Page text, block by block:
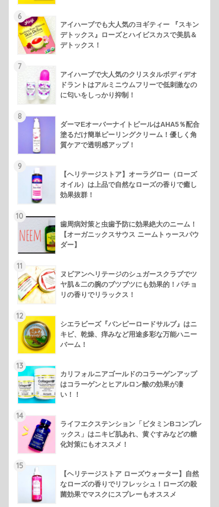
6
アイハーブでも大人気のヨギティー 『スキン
デトックス』ローズとハイビスカスで美肌＆
デトックス！
7
アイハーブで大人気のクリスタルボディデオ
ドラントはアルミニウムフリーで低刺激なの
に匂いをしっかり抑制！
8
ダーマEオーバーナイトピールはAHA5％配合
塗るだけ簡単ピーリングクリーム！優しく角
質ケアで透明感アップ！
9
【ヘリテージストア】オーラグロー（ローズ
オイル）は上品で自然なローズの香りで癒し
効果抜群！
10
歯周病対策と虫歯予防に効果絶大のニーム！
【オーガニックスサウス ニームトゥースパウ
ダー】
11
ヌビアンヘリテージのシュガースクラブでツ
ヤ肌＆二の腕のブツブツにも効果的！パチョ
リの香りでリラックス！
12
シエラビーズ『バンピーロードサルブ』はニ
キビ、乾燥、痒みなど用途多彩な万能ハニー
バーム！
13
カリフォルニアゴールドのコラーゲンアップ
はコラーゲンとヒアルロン酸の効果が凄
い！！
14
ライフエクステンション「ビタミンBコンプレ
ックス」はニキビ肌あれ、黄ぐすみなどの糖
化対策にもオススメ！
15
【ヘリテージストア ローズウォーター】自然
なローズの香りでリフレッシュ！ローズの殺
菌効果でマスクにスプレーもオススメ